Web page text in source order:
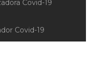
Covid-19
Covid-19